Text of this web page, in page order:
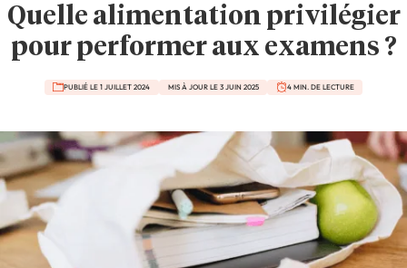
Quelle alimentation privilégier
pour performer aux examens ?
PUBLIÉ LE 1 JUILLET 2024 MIS À JOUR LE 3 JUIN 2025 4 MIN. DE LECTURE